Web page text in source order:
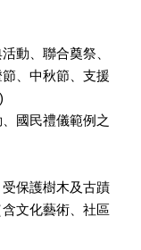
動、聯合奠祭、
、中秋節、支援
國民禮儀範例之
保護樹木及古蹟
文化藝術、社區